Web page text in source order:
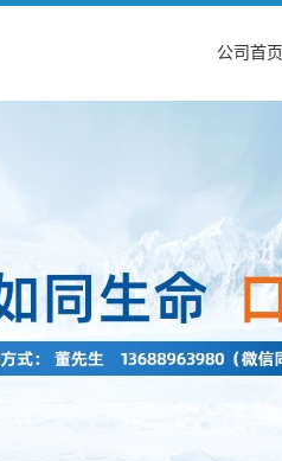
公司首页